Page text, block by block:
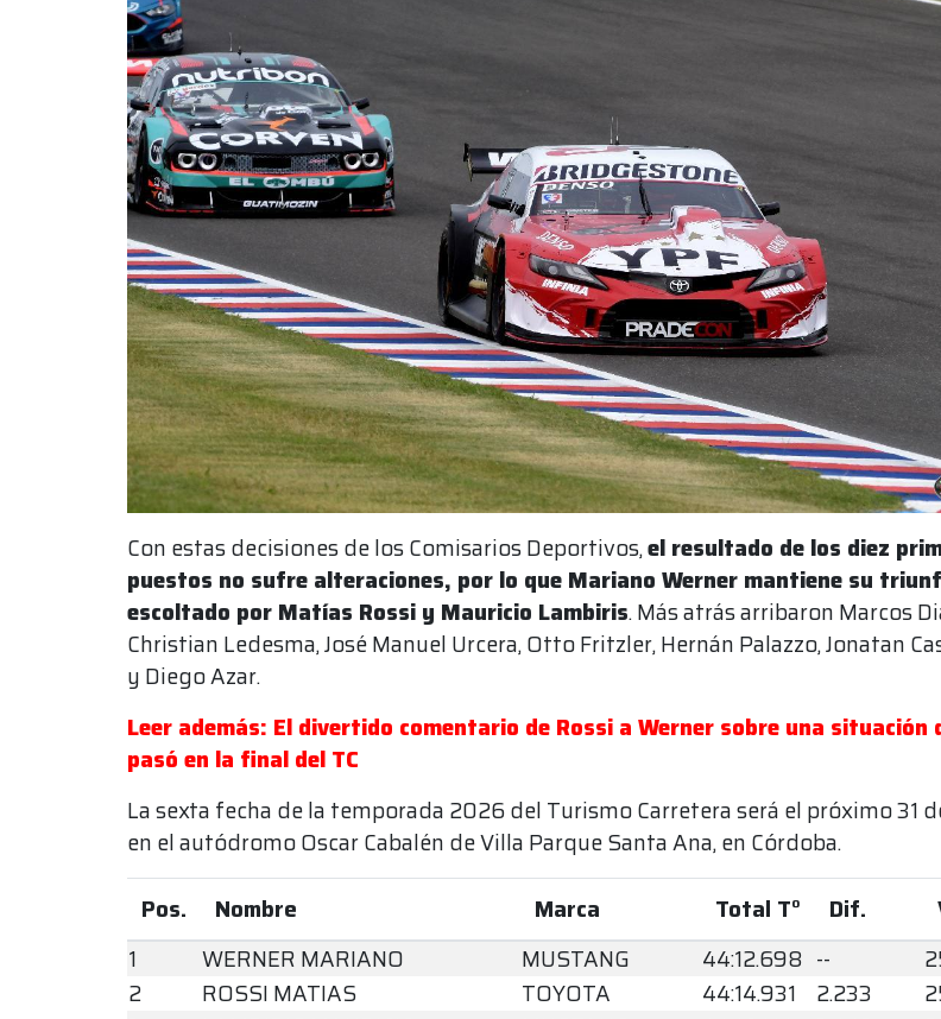
Con estas decisiones de los Comisarios Deportivos,el resultado de los diez
puestos no sufre alteraciones, por lo que Mariano Werner mantiene su
escoltado por Matías Rossi y Mauricio Lambiris. Más atrás arribaron Marcos
Christian Ledesma, José Manuel Urcera, Otto Fritzler, Hernán Palazzo, Jonatan
y Diego Azar.
Leer además: El divertido comentario de Rossi a Werner sobre una situación
pasó en la final del TC
La sexta fecha de la temporada 2026 del Turismo Carretera será el próximo 31
en el autódromo Oscar Cabalén de Villa Parque Santa Ana, en Córdoba.
Pos.
Nombre Marca Total T° Dif.
1
WERNER MARIANO MUSTANG 44:12.698 --
2
ROSSI MATIAS TOYOTA 44:14.931 2.233